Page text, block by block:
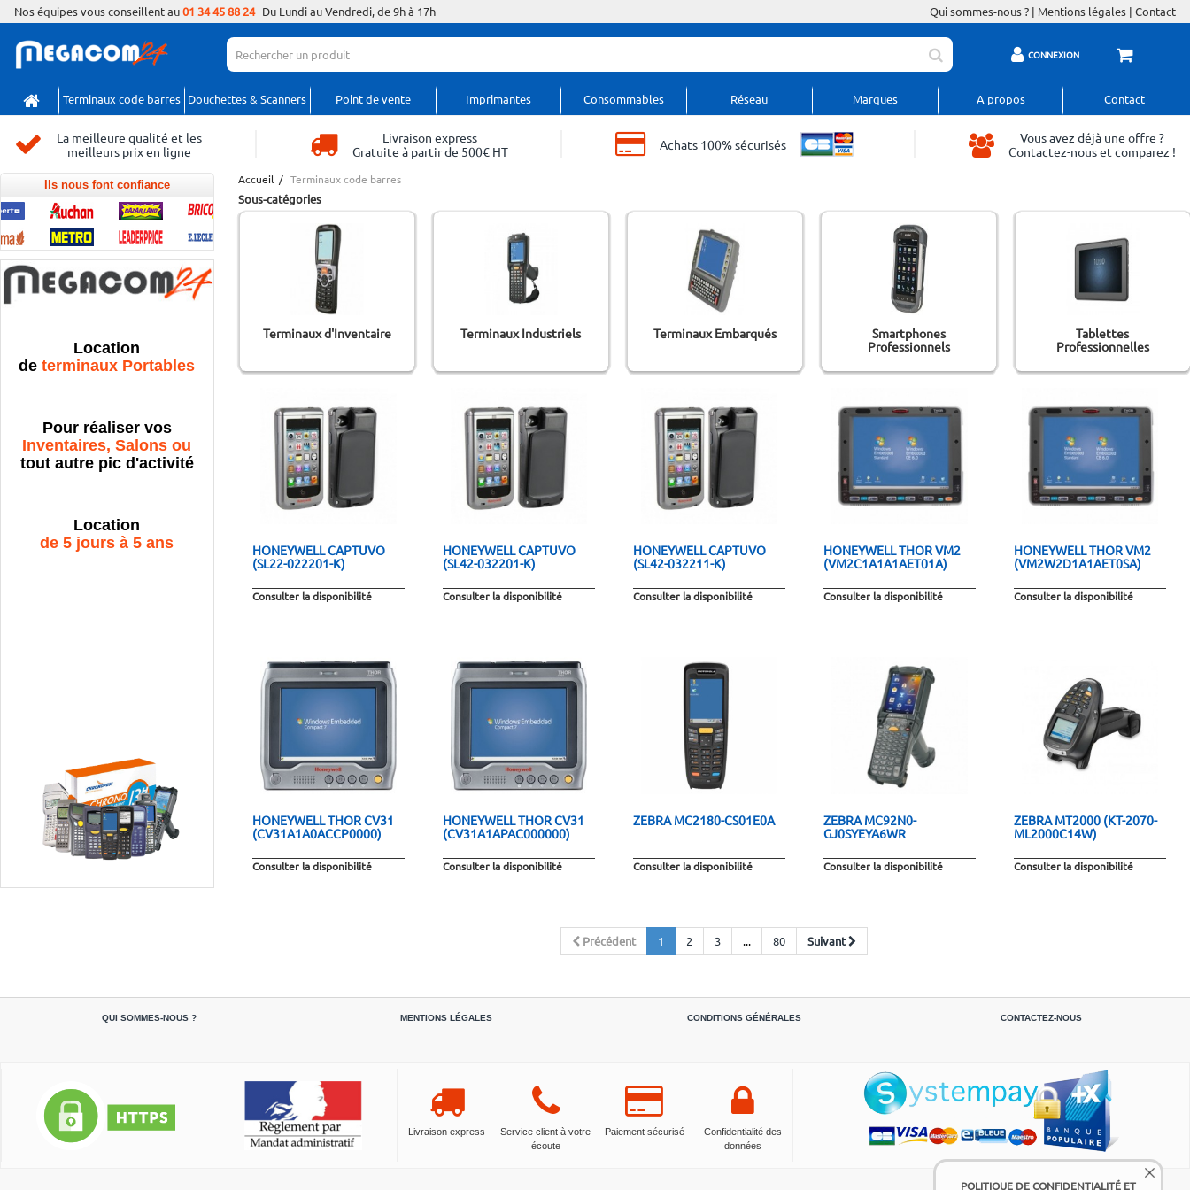
POLITIQUE DE CONFIDENTIALITÉ ET
Nos équipes vous conseillent au01 34 45 88 24 Du Lundi au Vendredi, de 9h à 17h Qui sommes-nous ? | Mentions légales | Contact
CONNEXION
Terminaux code barres Douchettes & Scanners Point de vente Imprimantes Consommables Réseau Marques A propos Contact
La meilleure qualité et les
meilleurs prix en ligne
Livraison express
Gratuite à partir de 500€ HT
Achats 100% sécurisés
Vous avez déjà une offre ?
Contactez-nous et comparez !
Ils nous font confiance
Location
determinaux Portables
Pour réaliser vos
Inventaires, Salons ou
tout autre pic d'activité
Location
de 5 jours à 5 ans
Accueil / Terminaux code barres
Sous-catégories
Terminaux d'Inventaire Terminaux Industriels Terminaux Embarqués
Smartphones
Professionnels
Tablettes
Professionnelles
HONEYWELL CAPTUVO
(SL22-022201-K)
Consulter la disponibilité
HONEYWELL CAPTUVO
(SL42-032201-K)
Consulter la disponibilité
HONEYWELL CAPTUVO
(SL42-032211-K)
Consulter la disponibilité
HONEYWELL THOR VM2
(VM2C1A1A1AET01A)
Consulter la disponibilité
HONEYWELL THOR VM2
(VM2W2D1A1AET0SA)
Consulter la disponibilité
HONEYWELL THOR CV31
(CV31A1A0ACCP0000)
Consulter la disponibilité
HONEYWELL THOR CV31
(CV31A1APAC000000)
Consulter la disponibilité
ZEBRA MC2180-CS01E0A
Consulter la disponibilité
ZEBRA MC92N0-
GJ0SYEYA6WR
Consulter la disponibilité
ZEBRA MT2000 (KT-2070-
ML2000C14W)
Consulter la disponibilité
Précédent 1 2 3 ... 80 Suivant
QUI SOMMES-NOUS ? MENTIONS LÉGALES CONDITIONS GÉNÉRALES CONTACTEZ-NOUS
Livraison express
Service client à votre
écoute
Paiement sécurisé
Confidentialité des
données